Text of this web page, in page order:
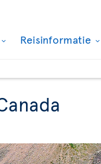
Reisinformatie